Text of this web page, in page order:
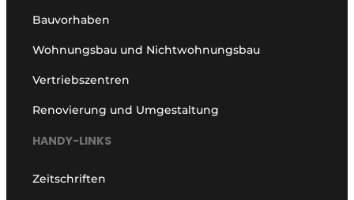
Bauvorhaben
Wohnungsbau und Nichtwohnungsbau
Vertriebszentren
Renovierung und Umgestaltung
HANDY-LINKS
Zeitschriften